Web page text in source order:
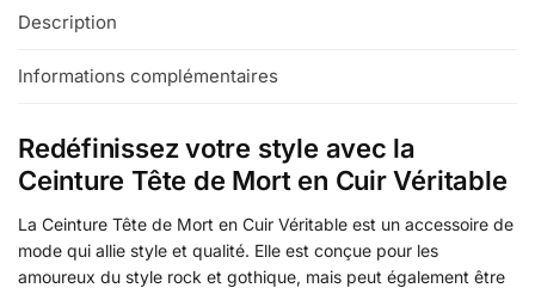
Description
Informations complémentaires
Redéfinissez votre style avec la
Ceinture Tête de Mort en Cuir Véritable
La Ceinture Tête de Mort en Cuir Véritable est un accessoire de
mode qui allie style et qualité. Elle est conçue pour les
amoureux du style rock et gothique, mais peut également être